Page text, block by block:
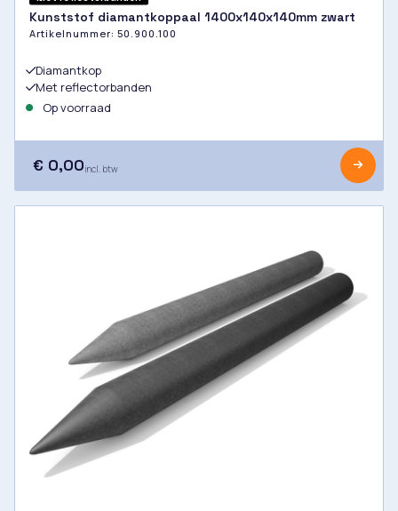
Kunststof diamantkoppaal 1400x140x140mm zwart
Artikelnummer: 50.900.100
Diamantkop
Met reflectorbanden
Op voorraad
€ 0,00incl. btw